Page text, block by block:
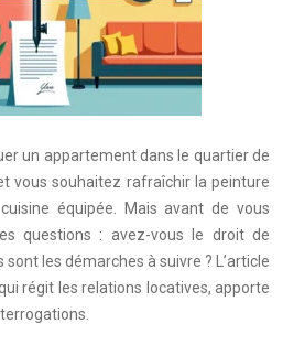
un appartement dans le quartier de
vous souhaitez rafraîchir la peinture
équipée. Mais avant de vous
questions : avez-vous le droit de
les démarches à suivre ? L’article
régit les relations locatives, apporte